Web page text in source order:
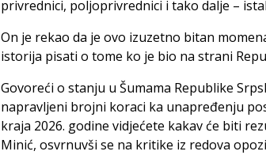
privrednici, poljoprivrednici i tako dalje –
On je rekao da je ovo izuzetno bitan
istorija pisati o tome ko je bio na strani
Govoreći o stanju u Šumama Republike
napravljeni brojni koraci ka unapređenju
kraja 2026. godine vid‌jećete kakav će biti
Minić, osvrnuvši se na kritike iz redova